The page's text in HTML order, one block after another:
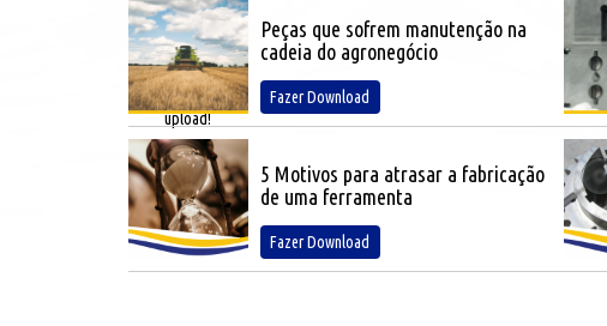
Insira a imagem e
coloque o link nela
quando for fazer o
upload!
Peças que sofrem manutenção na
cadeia do agronegócio
Fazer Download
5 Motivos para atrasar a fabricação
de uma ferramenta
Fazer Download